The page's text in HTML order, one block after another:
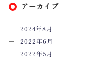
アーカイブ
2024年8月
2022年6月
2022年5月